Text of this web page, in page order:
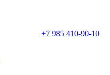
+7 985 410-90-10